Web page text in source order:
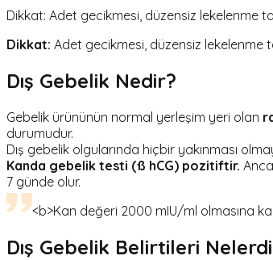
Dikkat: Adet gecikmesi, düzensiz lekelenme
Dikkat: Adet gecikmesi, düzensiz lekelenme
Dış Gebelik Nedir?
Gebelik ürününün normal yerleşim yeri olan
durumudur.
Dış gebelik olgularında hiçbir yakınması
Kanda gebelik testi (ß hCG) pozitiftir.
7 günde olur.
<b>Kan değeri 2000 mIU/ml olmasına
Dış Gebelik Belirtileri